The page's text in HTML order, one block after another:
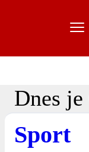
Dnes je
Sport